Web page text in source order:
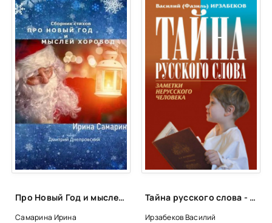
Про Новый Год и мыслей хоровод. Сборник стихов - Ирина Самарина
Самарина Ирина
Тайна русского слова - Василий Ирзабеков
Ирзабеков Василий